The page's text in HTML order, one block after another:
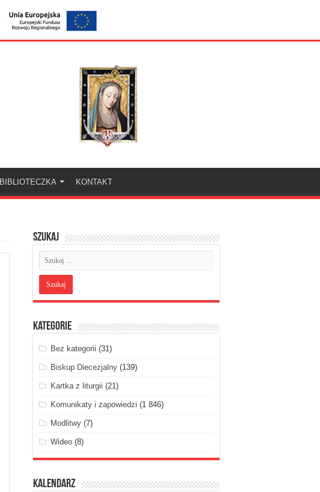
BIBLIOTECZKA KONTAKT
Szukaj
Kategorie
Bez kategorii (31)
Biskup Diecezjalny(139)
Kartka z liturgii (21)
Komunikaty i zapowiedzi (1 846)
Modlitwy(7)
Wideo(8)
Kalendarz